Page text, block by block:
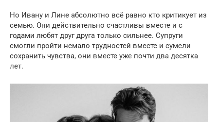
Но Ивану и Лине абсолютно всё равно кто критикует из
семью. Они действительно счастливы вместе и с
годами любят друг друга только сильнее. Супруги
смогли пройти немало трудностей вместе и сумели
сохранить чувства, они вместе уже почти два десятка
лет.